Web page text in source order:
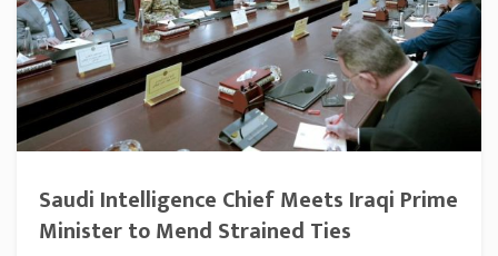
Saudi Intelligence Chief Meets Iraqi Prime
Minister to Mend Strained Ties